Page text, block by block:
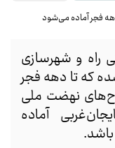
راه و شهرسازی
که تا دهه فجر
واحد از طرح‌های نهضت ملی
آماده
باشد.